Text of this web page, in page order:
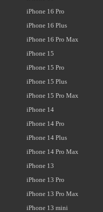
iPhone 16 Pro
iPhone 16 Plus
iPhone 16 Pro Max
iPhone 15
iPhone 15 Pro
iPhone 15 Plus
iPhone 15 Pro Max
iPhone 14
iPhone 14 Pro
iPhone 14 Plus
iPhone 14 Pro Max
iPhone 13
iPhone 13 Pro
iPhone 13 Pro Max
iPhone 13 mini